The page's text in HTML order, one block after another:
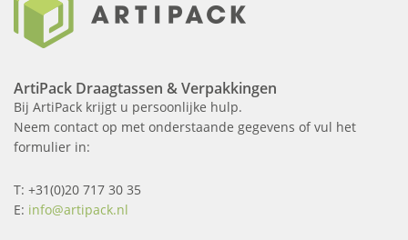
ArtiPack Draagtassen & Verpakkingen
Bij ArtiPack krijgt u persoonlijke hulp.
Neem contact op met onderstaande gegevens of vul het
formulier in:
T: +31(0)20 717 30 35
E: info@artipack.nl